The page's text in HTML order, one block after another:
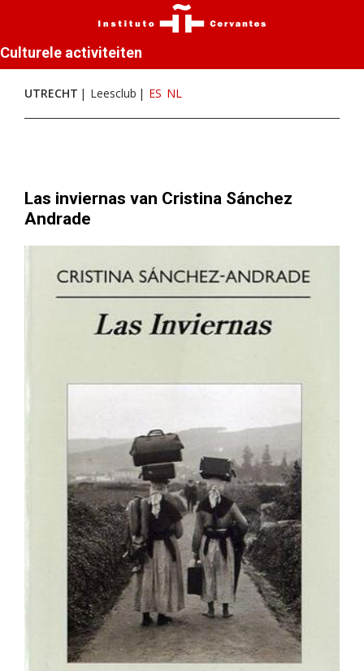
Culturele activiteiten
UTRECHT Leesclub ES NL
Las inviernas van Cristina Sánchez
Andrade